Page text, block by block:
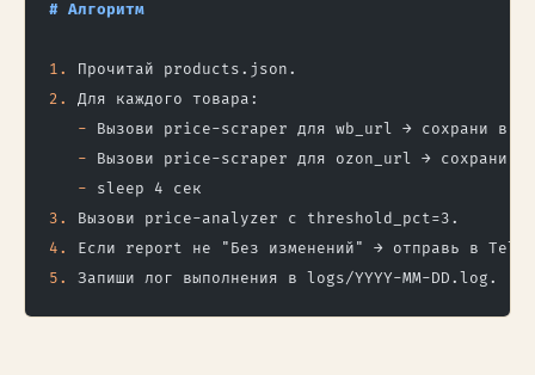
# Алгоритм
1.
Прочитай products.json.
2.
Для каждого товара:
   -
Вызови price-scraper для wb_url → сохрани в
   -
Вызови price-scraper для ozon_url → сохрани
   -
sleep 4 сек
3.
Вызови price-analyzer с threshold_pct=3.
4.
Если report не "Без изменений" → отправь в
5.
Запиши лог выполнения в logs/YYYY-MM-DD.log.